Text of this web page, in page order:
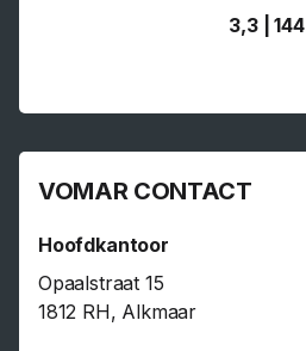
3,3 | 144
VOMAR CONTACT
Hoofdkantoor
Opaalstraat 15
1812 RH, Alkmaar